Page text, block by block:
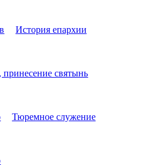
История епархии
святынь
Тюремное служение